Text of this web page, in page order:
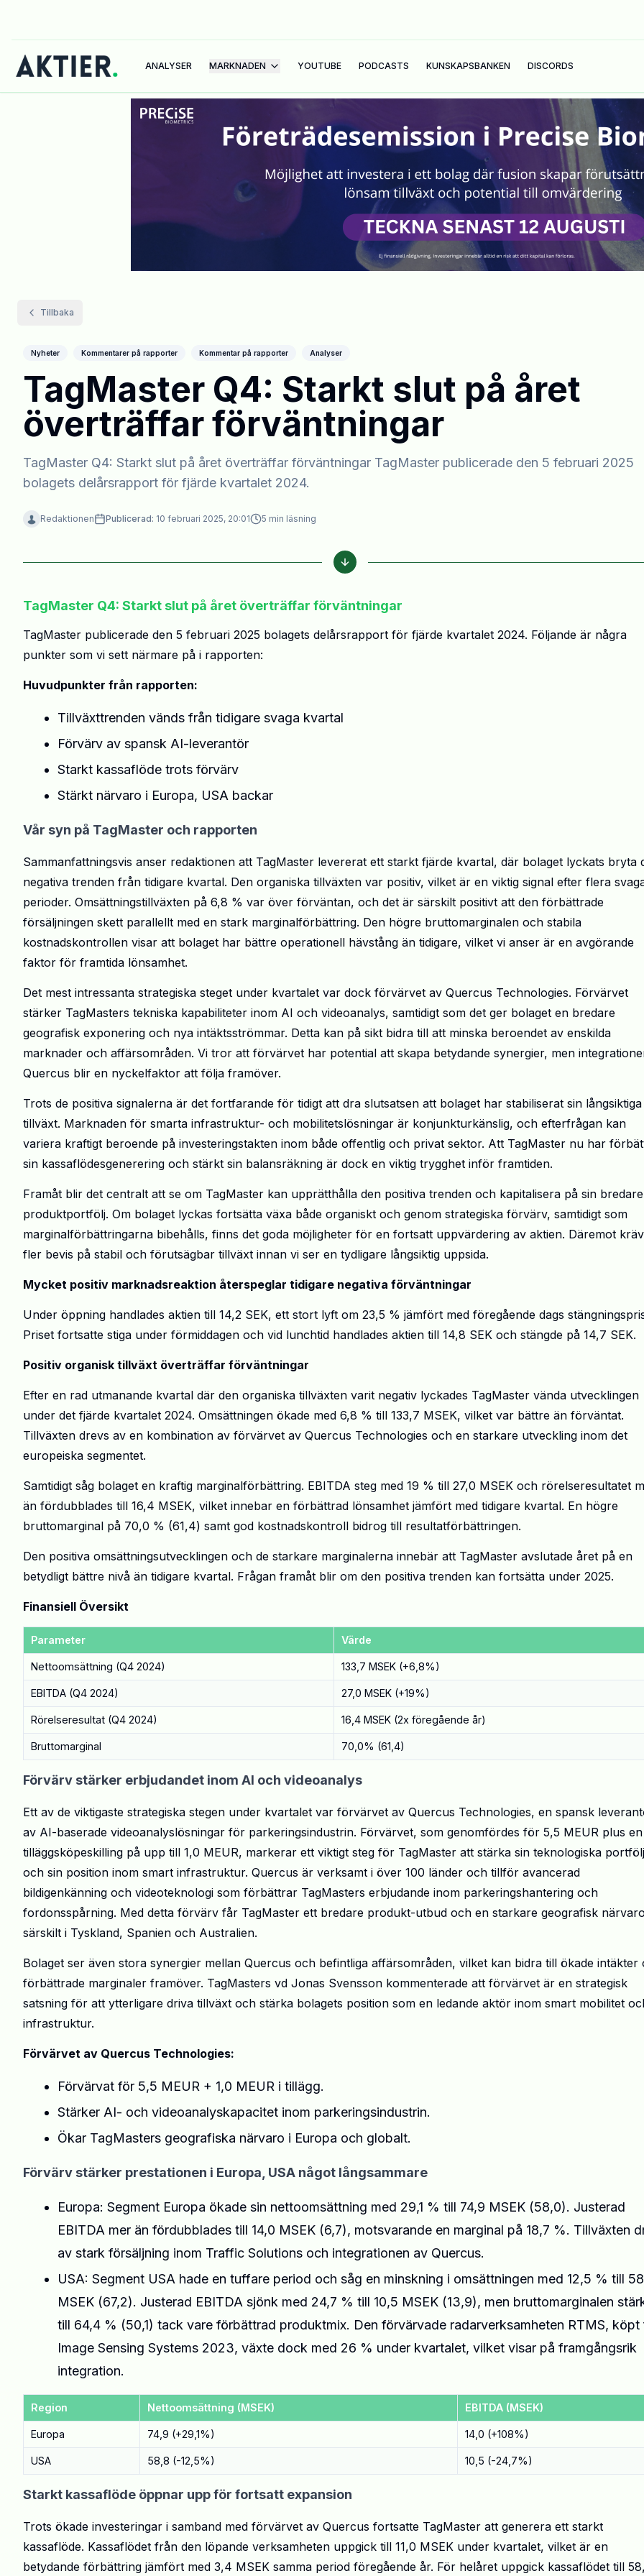
ANALYSER MARKNADEN YOUTUBE PODCASTS KUNSKAPSBANKEN DISCORDS
Tillbaka
Nyheter Kommentarer på rapporter Kommentar på rapporter Analyser
TagMaster Q4: Starkt slut på året
överträffar förväntningar
TagMaster Q4: Starkt slut på året överträffar förväntningar TagMaster publicerade den 5 februari 2025
bolagets delårsrapport för fjärde kvartalet 2024.
Redaktionen Publicerad: 10 februari 2025, 20:01 5 min läsning
TagMaster Q4: Starkt slut på året överträffar förväntningar
TagMaster publicerade den 5 februari 2025 bolagets delårsrapport för fjärde kvartalet 2024. Följande är några
punkter som vi sett närmare på i rapporten:
Huvudpunkter från rapporten:
Tillväxttrenden vänds från tidigare svaga kvartal
Förvärv av spansk AI-leverantör
Starkt kassaflöde trots förvärv
Stärkt närvaro i Europa, USA backar
Vår syn på TagMaster och rapporten
Sammanfattningsvis anser redaktionen att TagMaster levererat ett starkt fjärde kvartal, där bolaget lyckats bryta
negativa trenden från tidigare kvartal. Den organiska tillväxten var positiv, vilket är en viktig signal efter flera
perioder. Omsättningstillväxten på 6,8 % var över förväntan, och det är särskilt positivt att den förbättrade
försäljningen skett parallellt med en stark marginalförbättring. Den högre bruttomarginalen och stabila
kostnadskontrollen visar att bolaget har bättre operationell hävstång än tidigare, vilket vi anser är en avgörande
faktor för framtida lönsamhet.
Det mest intressanta strategiska steget under kvartalet var dock förvärvet av Quercus Technologies. Förvärvet
stärker TagMasters tekniska kapabiliteter inom AI och videoanalys, samtidigt som det ger bolaget en bredare
geografisk exponering och nya intäktsströmmar. Detta kan på sikt bidra till att minska beroendet av enskilda
marknader och affärsområden. Vi tror att förvärvet har potential att skapa betydande synergier, men
Quercus blir en nyckelfaktor att följa framöver.
Trots de positiva signalerna är det fortfarande för tidigt att dra slutsatsen att bolaget har stabiliserat sin långsiktiga
tillväxt. Marknaden för smarta infrastruktur- och mobilitetslösningar är konjunkturkänslig, och efterfrågan kan
variera kraftigt beroende på investeringstakten inom både offentlig och privat sektor. Att TagMaster nu har
sin kassaflödesgenerering och stärkt sin balansräkning är dock en viktig trygghet inför framtiden.
Framåt blir det centralt att se om TagMaster kan upprätthålla den positiva trenden och kapitalisera på sin bredare
produktportfölj. Om bolaget lyckas fortsätta växa både organiskt och genom strategiska förvärv, samtidigt som
marginalförbättringarna bibehålls, finns det goda möjligheter för en fortsatt uppvärdering av aktien. Däremot
fler bevis på stabil och förutsägbar tillväxt innan vi ser en tydligare långsiktig uppsida.
Mycket positiv marknadsreaktion återspeglar tidigare negativa förväntningar
Under öppning handlades aktien till 14,2 SEK, ett stort lyft om 23,5 % jämfört med föregående dags
Priset fortsatte stiga under förmiddagen och vid lunchtid handlades aktien till 14,8 SEK och stängde på 14,7 SEK.
Positiv organisk tillväxt överträffar förväntningar
Efter en rad utmanande kvartal där den organiska tillväxten varit negativ lyckades TagMaster vända utvecklingen
under det fjärde kvartalet 2024. Omsättningen ökade med 6,8 % till 133,7 MSEK, vilket var bättre än förväntat.
Tillväxten drevs av en kombination av förvärvet av Quercus Technologies och en starkare utveckling inom det
europeiska segmentet.
Samtidigt såg bolaget en kraftig marginalförbättring. EBITDA steg med 19 % till 27,0 MSEK och rörelseresultatet
än fördubblades till 16,4 MSEK, vilket innebar en förbättrad lönsamhet jämfört med tidigare kvartal. En högre
bruttomarginal på 70,0 % (61,4) samt god kostnadskontroll bidrog till resultatförbättringen.
Den positiva omsättningsutvecklingen och de starkare marginalerna innebär att TagMaster avslutade året på en
betydligt bättre nivå än tidigare kvartal. Frågan framåt blir om den positiva trenden kan fortsätta under 2025.
Finansiell Översikt
Parameter Värde
Nettoomsättning (Q4 2024) 133,7 MSEK (+6,8%)
EBITDA (Q4 2024) 27,0 MSEK (+19%)
Rörelseresultat (Q4 2024) 16,4 MSEK (2x föregående år)
Bruttomarginal 70,0% (61,4)
Förvärv stärker erbjudandet inom AI och videoanalys
Ett av de viktigaste strategiska stegen under kvartalet var förvärvet av Quercus Technologies, en spansk
av AI-baserade videoanalyslösningar för parkeringsindustrin. Förvärvet, som genomfördes för 5,5 MEUR plus en
tilläggsköpeskilling på upp till 1,0 MEUR, markerar ett viktigt steg för TagMaster att stärka sin teknologiska portfölj
och sin position inom smart infrastruktur. Quercus är verksamt i över 100 länder och tillför avancerad
bildigenkänning och videoteknologi som förbättrar TagMasters erbjudande inom parkeringshantering och
fordonsspårning. Med detta förvärv får TagMaster ett bredare produkt-utbud och en starkare geografisk
särskilt i Tyskland, Spanien och Australien.
Bolaget ser även stora synergier mellan Quercus och befintliga affärsområden, vilket kan bidra till ökade intäkter
förbättrade marginaler framöver. TagMasters vd Jonas Svensson kommenterade att förvärvet är en strategisk
satsning för att ytterligare driva tillväxt och stärka bolagets position som en ledande aktör inom smart mobilitet
infrastruktur.
Förvärvet av Quercus Technologies:
Förvärvat för 5,5 MEUR + 1,0 MEUR i tillägg.
Stärker AI- och videoanalyskapacitet inom parkeringsindustrin.
Ökar TagMasters geografiska närvaro i Europa och globalt.
Förvärv stärker prestationen i Europa, USA något långsammare
Europa: Segment Europa ökade sin nettoomsättning med 29,1 % till 74,9 MSEK (58,0). Justerad
EBITDA mer än fördubblades till 14,0 MSEK (6,7), motsvarande en marginal på 18,7 %. Tillväxten
av stark försäljning inom Traffic Solutions och integrationen av Quercus.
USA: Segment USA hade en tuffare period och såg en minskning i omsättningen med 12,5 % till
MSEK (67,2). Justerad EBITDA sjönk med 24,7 % till 10,5 MSEK (13,9), men bruttomarginalen
till 64,4 % (50,1) tack vare förbättrad produktmix. Den förvärvade radarverksamheten RTMS, köpt
Image Sensing Systems 2023, växte dock med 26 % under kvartalet, vilket visar på framgångsrik
integration.
Region Nettoomsättning (MSEK) EBITDA (MSEK)
Europa 74,9 (+29,1%) 14,0 (+108%)
USA 58,8 (-12,5%) 10,5 (-24,7%)
Starkt kassaflöde öppnar upp för fortsatt expansion
Trots ökade investeringar i samband med förvärvet av Quercus fortsatte TagMaster att generera ett starkt
kassaflöde. Kassaflödet från den löpande verksamheten uppgick till 11,0 MSEK under kvartalet, vilket är en
betydande förbättring jämfört med 3,4 MSEK samma period föregående år. För helåret uppgick kassaflödet till